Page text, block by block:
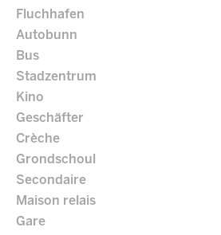
Fluchhafen
Autobunn
Bus
Stadzentrum
Kino
Geschäfter
Crèche
Grondschoul
Secondaire
Maison relais
Gare